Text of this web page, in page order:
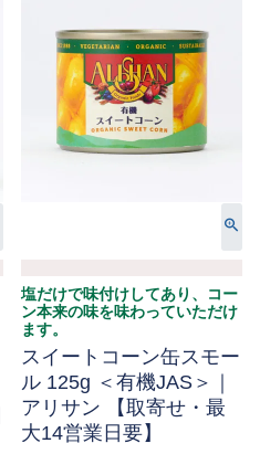
塩だけで味付けしてあり、コー
ン本来の味を味わっていただけ
ます。
スイートコーン缶スモー
ル 125g ＜有機JAS＞｜
アリサン 【取寄せ・最
大14営業日要】